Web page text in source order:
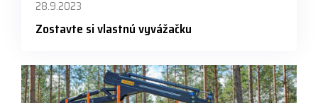
28.9.2023
Zostavte si vlastnú vyvážačku